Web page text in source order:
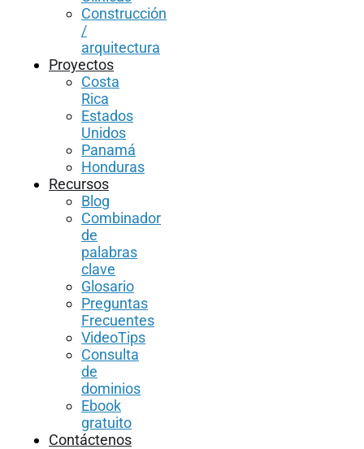
Construcción
/
arquitectura
Proyectos
Costa
Rica
Estados
Unidos
Panamá
Honduras
Recursos
Blog
Combinador
de
palabras
clave
Glosario
Preguntas
Frecuentes
VideoTips
Consulta
de
dominios
Ebook
gratuito
Contáctenos